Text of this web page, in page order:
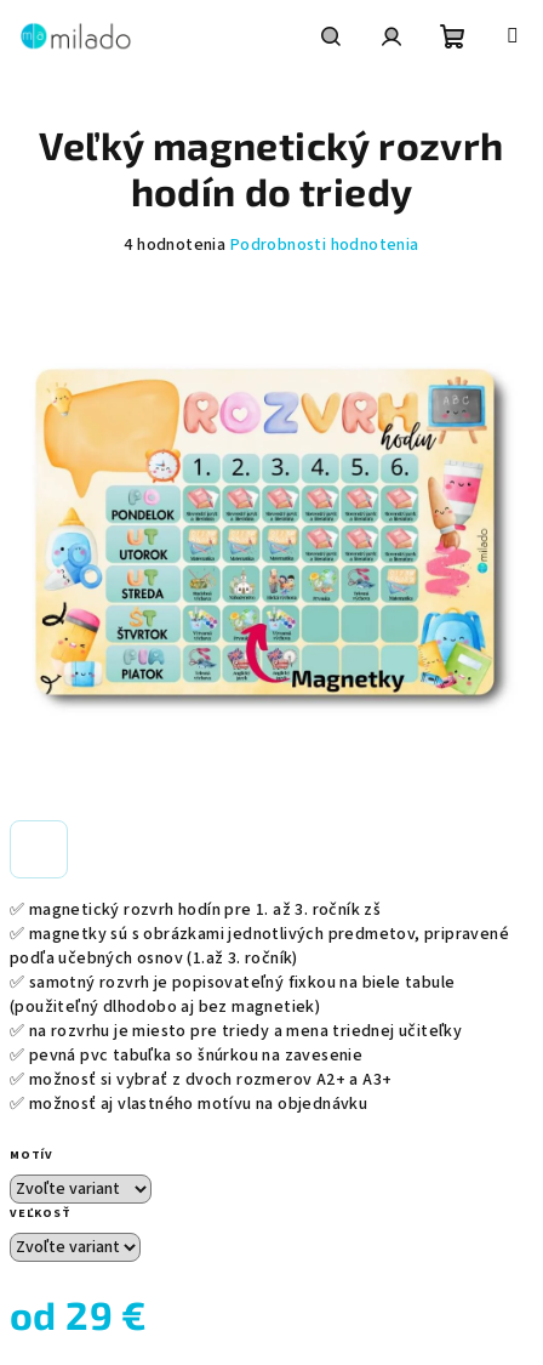
košík
✅ magnetický rozvrh hodín pre 1. až 3. ročník zš
✅ magnetky sú s obrázkami jednotlivých predmetov, pripravené
podľa učebných osnov (1.až 3. ročník)
✅ samotný rozvrh je popisovateľný fixkou na biele tabule
(použiteľný dlhodobo aj bez magnetiek)
✅ na rozvrhu je miesto pre triedy a mena triednej učiteľky
✅ pevná pvc tabuľka so šnúrkou na zavesenie
✅ možnosť si vybrať z dvoch rozmerov A2+ a A3+
✅ možnosť aj vlastného motívu na objednávku
MOTÍV
VEĽKOSŤ
od 29 €
Veľký magnetický rozvrh
hodín do triedy
Priemerné
z
5
hviezdičiek.
4 hodnotenia Podrobnosti hodnotenia